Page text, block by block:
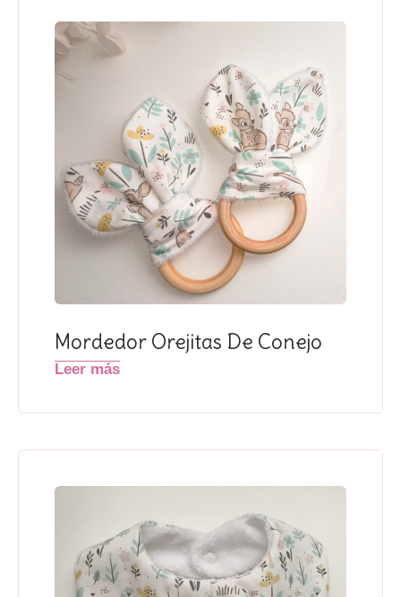
Mordedor Orejitas De Conejo
Leer más